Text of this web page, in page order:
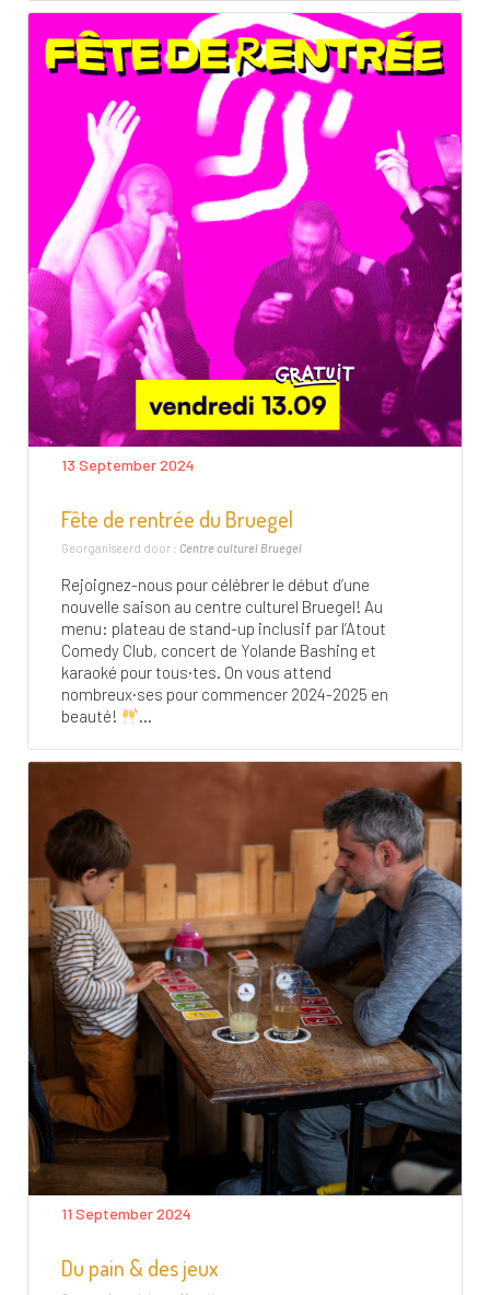
13 September 2024
Fête de rentrée du Bruegel
Georganiseerd door : Centre culturel Bruegel
Rejoignez-nous pour célébrer le début d’une
nouvelle saison au centre culturel Bruegel! Au
menu: plateau de stand-up inclusif par l’Atout
Comedy Club, concert de Yolande Bashing et
karaoké pour tous·tes. On vous attend
nombreux·ses pour commencer 2024-2025 en
beauté!
...
11 September 2024
Du pain & des jeux